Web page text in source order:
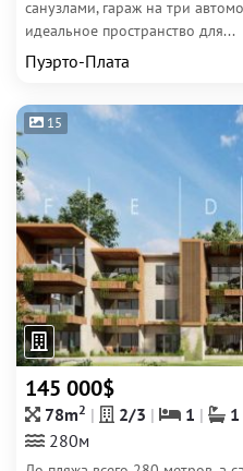
санузлами, гараж на три
идеальное пространство для...
Пуэрто-Плата
15
145 000$
78m2 2/3 1
1
280м